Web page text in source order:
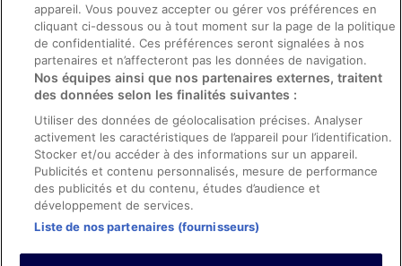
Aide
Soutien
Annuler votre réservation d’hôtel ou de propriété de vacances
Échéances de remboursement
Utiliser un coupon ebookers
appareil. Vous pouvez accepter ou gérer vos préférences en
cliquant ci-dessous ou à tout moment sur la page de la politique
de confidentialité. Ces préférences seront signalées à nos
partenaires et n’affecteront pas les données de navigation.
Nos équipes ainsi que nos partenaires externes, traitent
des données selon les finalités suivantes :
Utiliser des données de géolocalisation précises. Analyser
activement les caractéristiques de l’appareil pour l’identification.
Stocker et/ou accéder à des informations sur un appareil.
Publicités et contenu personnalisés, mesure de performance
des publicités et du contenu, études d’audience et
développement de services.
Liste de nos partenaires (fournisseurs)